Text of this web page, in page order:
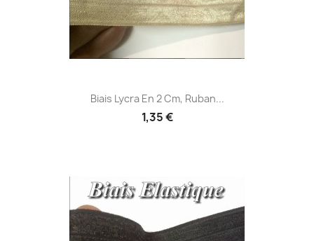
Biais Lycra En 2 Cm, Ruban...
1,35 €